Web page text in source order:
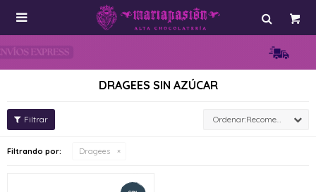

DRAGEES SIN AZÚCAR
Recomendados
Filtrando por: Dragees